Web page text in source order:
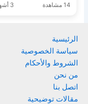
14 مشاهدة 3 أشهر منذ
الرئيسية
سياسة الخصوصية
الشروط والأحكام
من نحن
اتصل بنا
مقالات توضيحية